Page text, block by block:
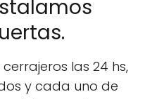
las 24 hs,
y cada uno de